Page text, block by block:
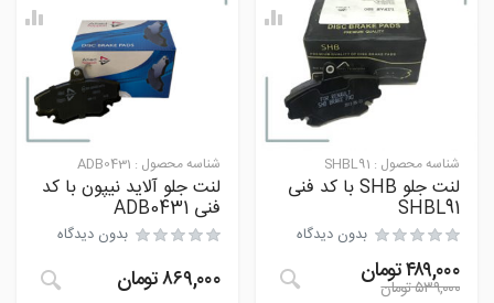
شناسه محصول : SHBL91
لنت جلو SHB با کد فنی
SHBL91
بدون دیدگاه
۴۸۹,۰۰۰تومان
۵۳۹,۰۰۰تومان
شناسه محصول : ADB0431
لنت جلو آلاید نیپون با کد
فنی ADB0431
بدون دیدگاه
۸۶۹,۰۰۰تومان